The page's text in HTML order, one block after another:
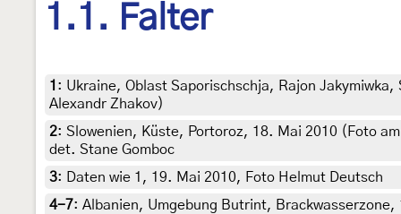
1.1. Falter
1 : Ukraine, Oblast Saporischschja, Rajon
Alexandr Zhakov)
2: Slowenien, Küste, Portoroz, 18. Mai 2010 (Foto
det. Stane Gomboc
3:
Daten wie 1, 19. Mai 2010, Foto Helmut Deutsch
4-7: Albanien, Umgebung Butrint,